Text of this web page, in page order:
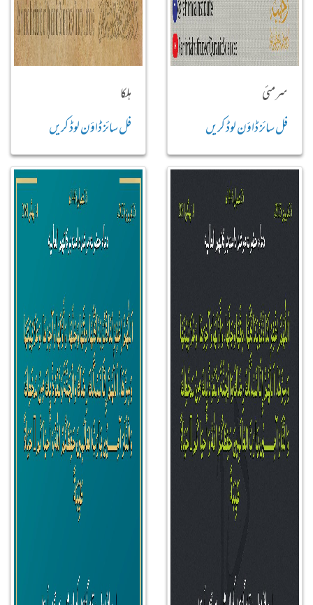
سرمئی
فل سائز ڈاؤن لوڈ کریں
ہلکا
فل سائز ڈاؤن لوڈ کریں